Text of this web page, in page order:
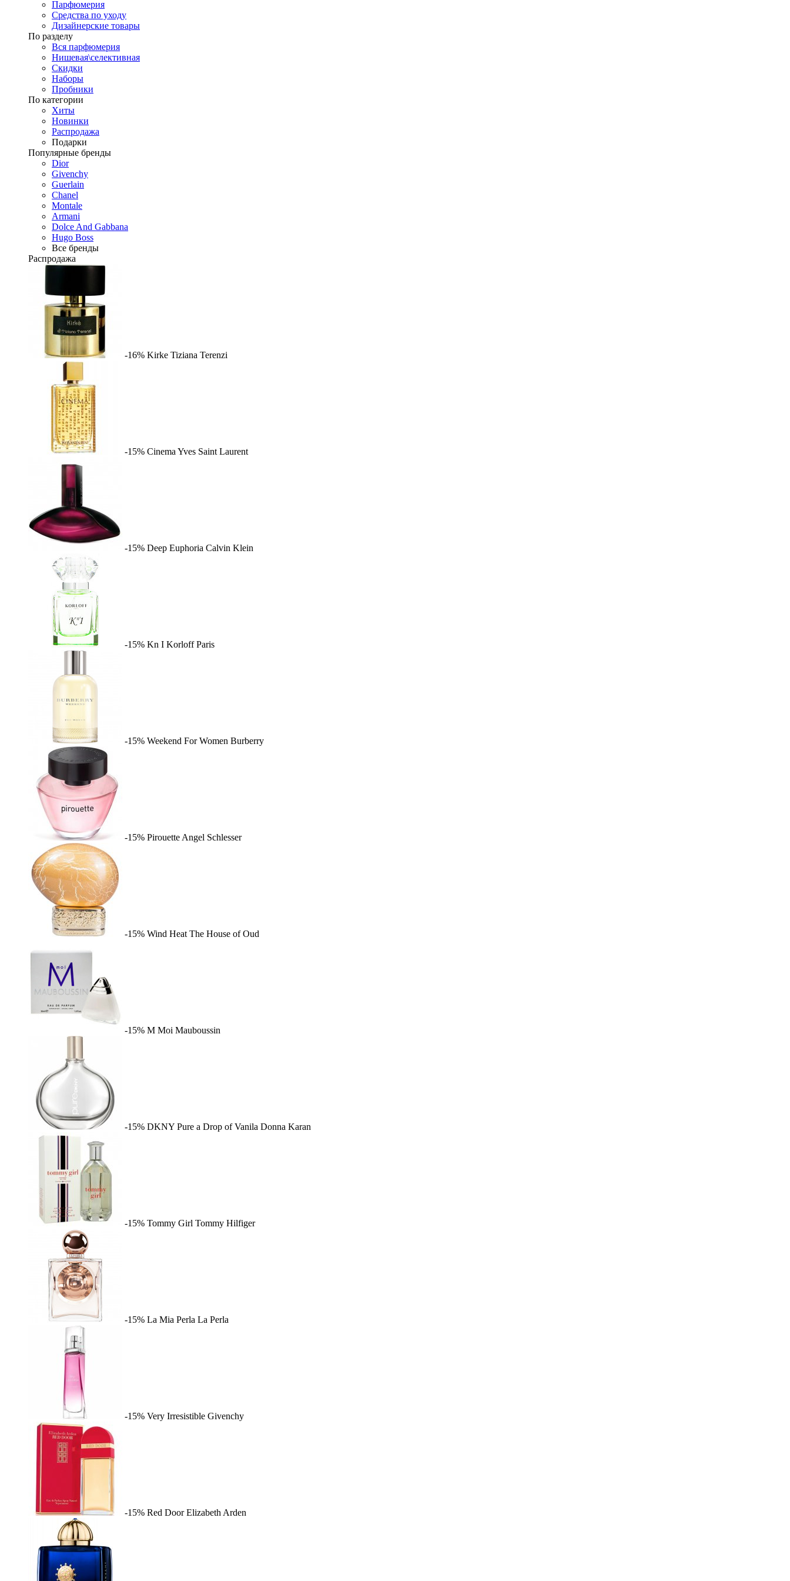
Парфюмерия
Средства по уходу
Дизайнерские товары
По разделу
Вся парфюмерия
Нишевая\селективная
Скидки
Наборы
Пробники
По категории
Хиты
Новинки
Распродажа
Подарки
Популярные бренды
Dior
Givenchy
Guerlain
Chanel
Montale
Armani
Dolce And Gabbana
Hugo Boss
Все бренды
Распродажа
-16% Kirke Tiziana Terenzi
-15% Cinema Yves Saint Laurent
-15% Deep Euphoria Calvin Klein
-15% Kn I Korloff Paris
-15% Weekend For Women Burberry
-15% Pirouette Angel Schlesser
-15% Wind Heat The House of Oud
-15% M Moi Mauboussin
-15% DKNY Pure a Drop of Vanila Donna Karan
-15% Tommy Girl Tommy Hilfiger
-15% La Mia Perla La Perla
-15% Very Irresistible Givenchy
-15% Red Door Elizabeth Arden